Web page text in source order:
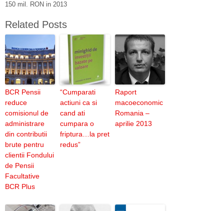
150 mil. RON in 2013
Related Posts
BCR Pensii
reduce
comisionul de
administrare
din contributii
brute pentru
clientii Fondului
de Pensii
Facultative
BCR Plus
“Cumparati
actiuni ca si
cand ati
cumpara o
friptura…la pret
redus”
Raport
macoeconomic
Romania –
aprilie 2013